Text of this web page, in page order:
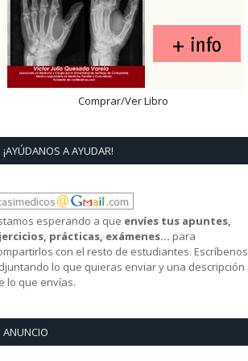
Comprar/Ver Libro
¡AYÚDANOS A AYUDAR!
esperando a que envíes tus apuntes,
prácticas, exámenes... para
con el resto de estudiantes. Escríbenos
lo que quieras enviar y una descripción
lo que envías.
ANUNCIO